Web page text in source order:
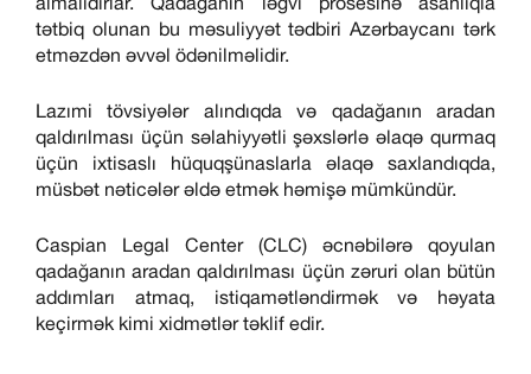
tətbiq olunan bu məsuliyyət tədbiri Azərbaycanı tərk
etməzdən əvvəl ödənilməlidir.
Lazımi tövsiyələr alındıqda və qadağanın aradan
qaldırılması üçün səlahiyyətli şəxslərlə əlaqə qurmaq
üçün ixtisaslı hüquqşünaslarla əlaqə saxlandıqda,
müsbət nəticələr əldə etmək həmişə mümkündür.
Caspian Legal Center (CLC) əcnəbilərə qoyulan
qadağanın aradan qaldırılması üçün zəruri olan bütün
addımları atmaq, istiqamətləndirmək və həyata
keçirmək kimi xidmətlər təklif edir.